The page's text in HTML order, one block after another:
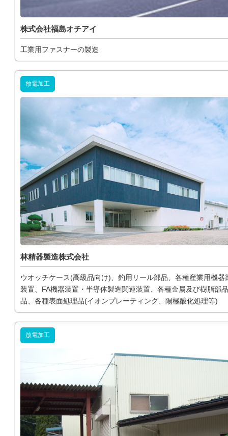
株式会社福島オチアイ
工業用ファスナーの製造
放電加工
林精器製造株式会社
ウオッチケース(高級品向け)、釣用リール部品、各種産業用機器
装置、FA機器装置・半導体製造関連装置、各種金属及び樹脂部
品、各種表面処理品(イオンプレーティング、陽極酸化処理等)
放電加工